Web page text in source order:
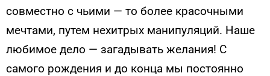
совместно с чьими — то более красочными
мечтами, путем нехитрых манипуляций. Наше
любимое дело — загадывать желания! С
самого рождения и до конца мы постоянно